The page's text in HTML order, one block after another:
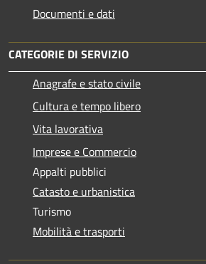
Documenti e dati
CATEGORIE DI SERVIZIO
Anagrafe e stato civile
Cultura e tempo libero
Vita lavorativa
Imprese e Commercio
Appalti pubblici
Catasto e urbanistica
Turismo
Mobilità e trasporti